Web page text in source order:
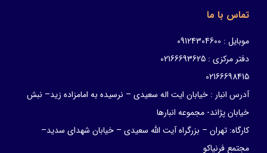
تماس با ما
موبایل : 09124304600
دفتر مرکزی : 02166693625
02166698415
آدرس انبار : خیابان ایت اله سعیدی – نرسیده به امامزاده زید– نبش
خیابان پژاند- مجموعه انبارها
کارگاه: تهران – بزرگراه آیت الله سعیدی – خیابان شهدای سدید–
مجتمع فرنیاکو